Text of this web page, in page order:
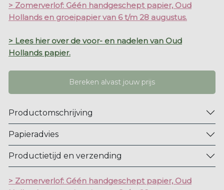
> Zomerverlof: Géén handgeschept papier, Oud
Hollands en groeipapier van 6 t/m 28 augustus.
> Lees hier over de voor- en nadelen van Oud
Hollands papier.
Bereken alvast jouw prijs
Productomschrijving
Papieradvies
Productietijd en verzending
> Zomerverlof: Géén handgeschept papier, Oud